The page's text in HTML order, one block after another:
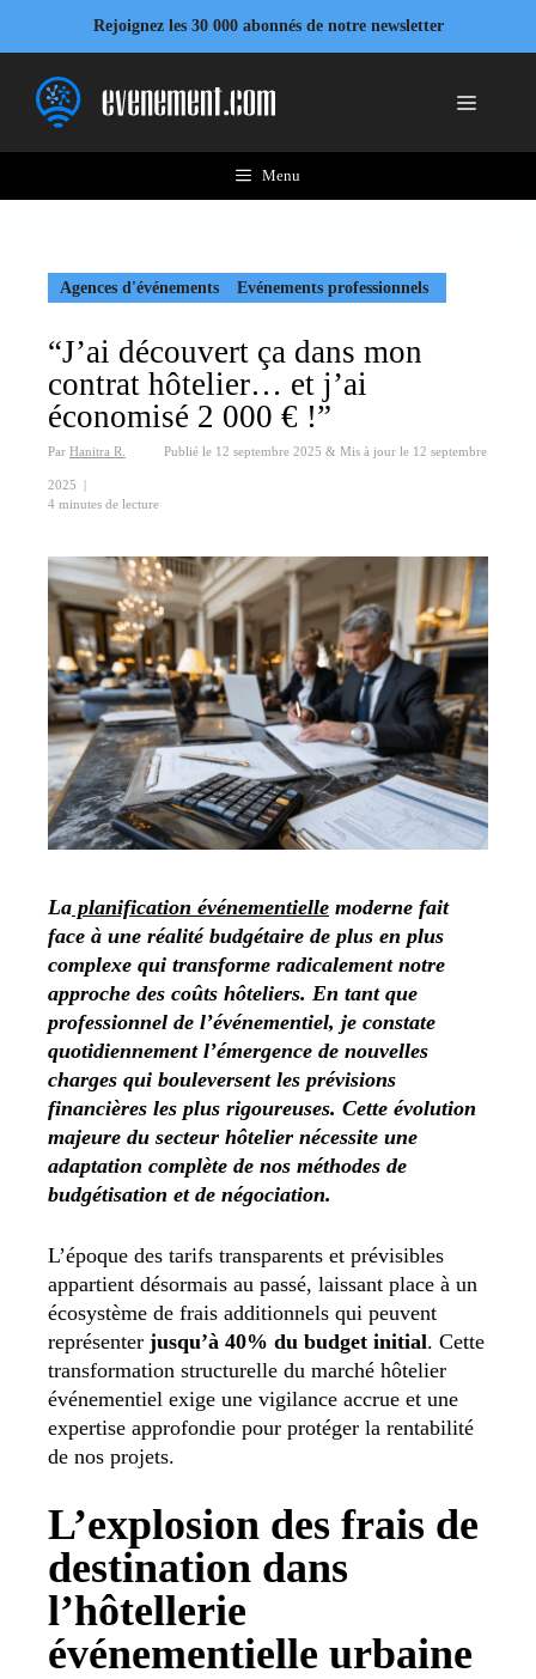
contenu
Rejoignez les 30 000 abonnés de notre newsletter
Menu
Menu
Agences d'événements Evénements professionnels
“J’ai découvert ça dans mon
contrat hôtelier… et j’ai
économisé 2 000 € !”
Par Hanitra R. Publié le 12 septembre 2025 & Mis à jour le 12 septembre
2025 |
4 minutes de lecture
La planification événementielle moderne fait
face à une réalité budgétaire de plus en plus
complexe qui transforme radicalement notre
approche des coûts hôteliers. En tant que
professionnel de l’événementiel, je constate
quotidiennement l’émergence de nouvelles
charges qui bouleversent les prévisions
financières les plus rigoureuses. Cette évolution
majeure du secteur hôtelier nécessite une
adaptation complète de nos méthodes de
budgétisation et de négociation.
L’époque des tarifs transparents et prévisibles
appartient désormais au passé, laissant place à un
écosystème de frais additionnels qui peuvent
représenter jusqu’à 40% du budget initial. Cette
transformation structurelle du marché hôtelier
événementiel exige une vigilance accrue et une
expertise approfondie pour protéger la rentabilité
de nos projets.
L’explosion des frais de
destination dans
l’hôtellerie
événementielle urbaine